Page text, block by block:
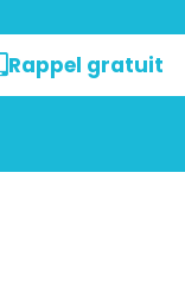
Rappel gratuit